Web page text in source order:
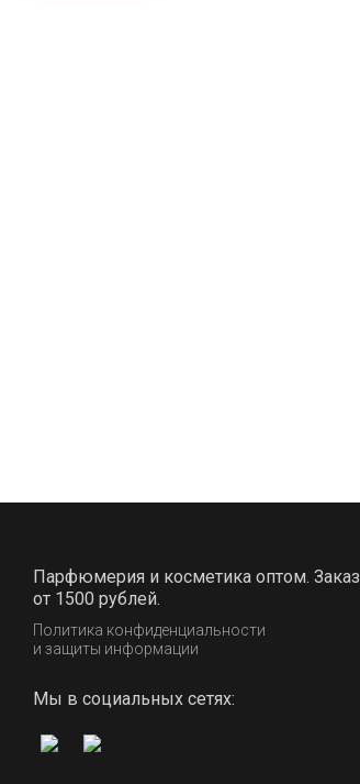
Парфюмерия и косметика оптом. Заказ
от 1500 рублей.
Политика конфиденциальности
и защиты информации
Мы в социальных сетях: